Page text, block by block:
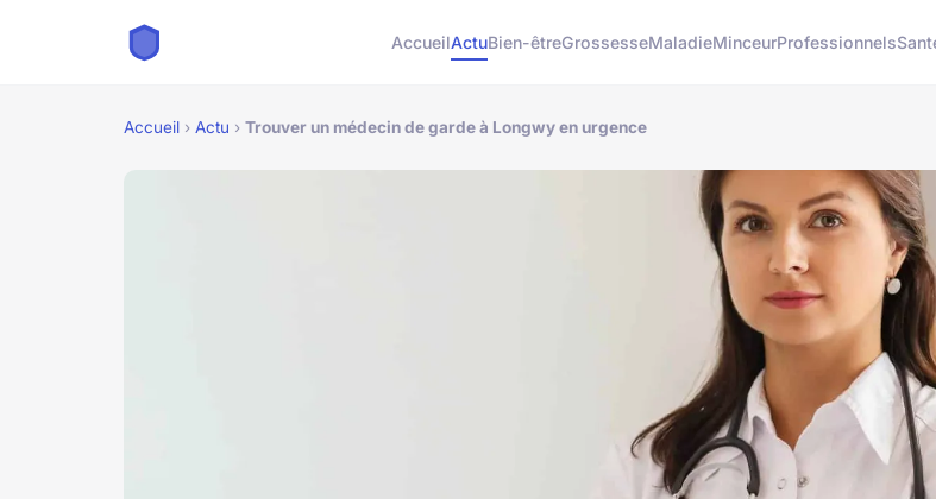
AccueilActuBien-êtreGrossesseMaladieMinceurProfessionnels
Accueil › Actu › Trouver un médecin de garde à Longwy en urgence